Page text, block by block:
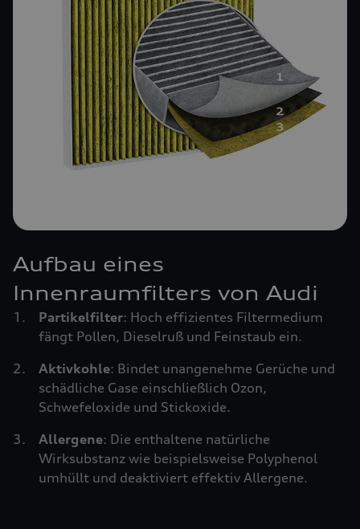
Aufbau eines
Innenraumfilters von Audi
Partikelfilter: Hoch effizientes Filtermedium
fängt Pollen, Dieselruß und Feinstaub ein.
Aktivkohle: Bindet unangenehme Gerüche und
schädliche Gase einschließlich Ozon,
Schwefeloxide und Stickoxide.
Allergene: Die enthaltene natürliche
Wirksubstanz wie beispielsweise Polyphenol
umhüllt und deaktiviert effektiv Allergene.